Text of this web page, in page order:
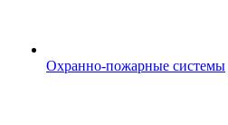
Охранно-пожарные системы